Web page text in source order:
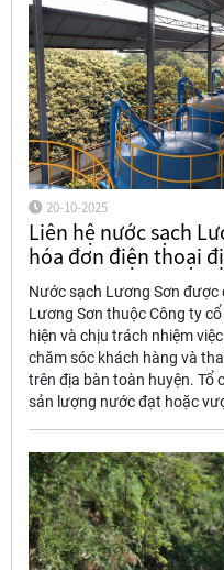
20-10-2025
Liên hệ nước sạch
hóa đơn điện thoại
Nước sạch Lương Sơn được
Lương Sơn thuộc Công ty
hiện và chịu trách nhiệm
chăm sóc khách hàng và
trên địa bàn toàn huyện. Tổ
sản lượng nước đạt hoặc